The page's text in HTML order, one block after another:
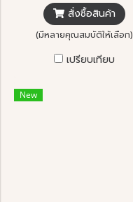
สั่งซื้อสินค้า
(มีหลายคุณสมบัติให้เลือก)
เปรียบเทียบ
New